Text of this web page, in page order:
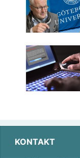
KONTAKT